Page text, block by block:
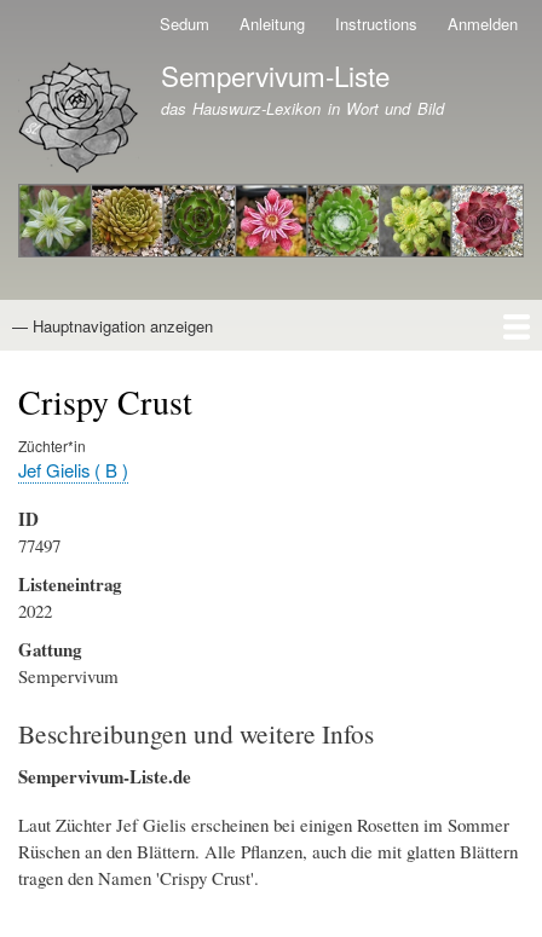
Direkt
zum
Inhalt
Sedum Anleitung Instructions Anmelden
Branding der Website
Sempervivum-Liste
das Hauswurz-Lexikon in Wort und Bild
Hauptnavigation
— Hauptnavigation anzeigen
Crispy Crust
Züchter*in
Jef Gielis ( B )
ID
77497
Listeneintrag
2022
Gattung
Sempervivum
Beschreibungen und weitere Infos
Sempervivum-Liste.de
Laut Züchter Jef Gielis erscheinen bei einigen Rosetten im Sommer
Rüschen an den Blättern. Alle Pflanzen, auch die mit glatten Blättern
tragen den Namen 'Crispy Crust'.